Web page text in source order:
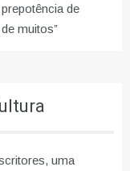
de
muitos”
uma